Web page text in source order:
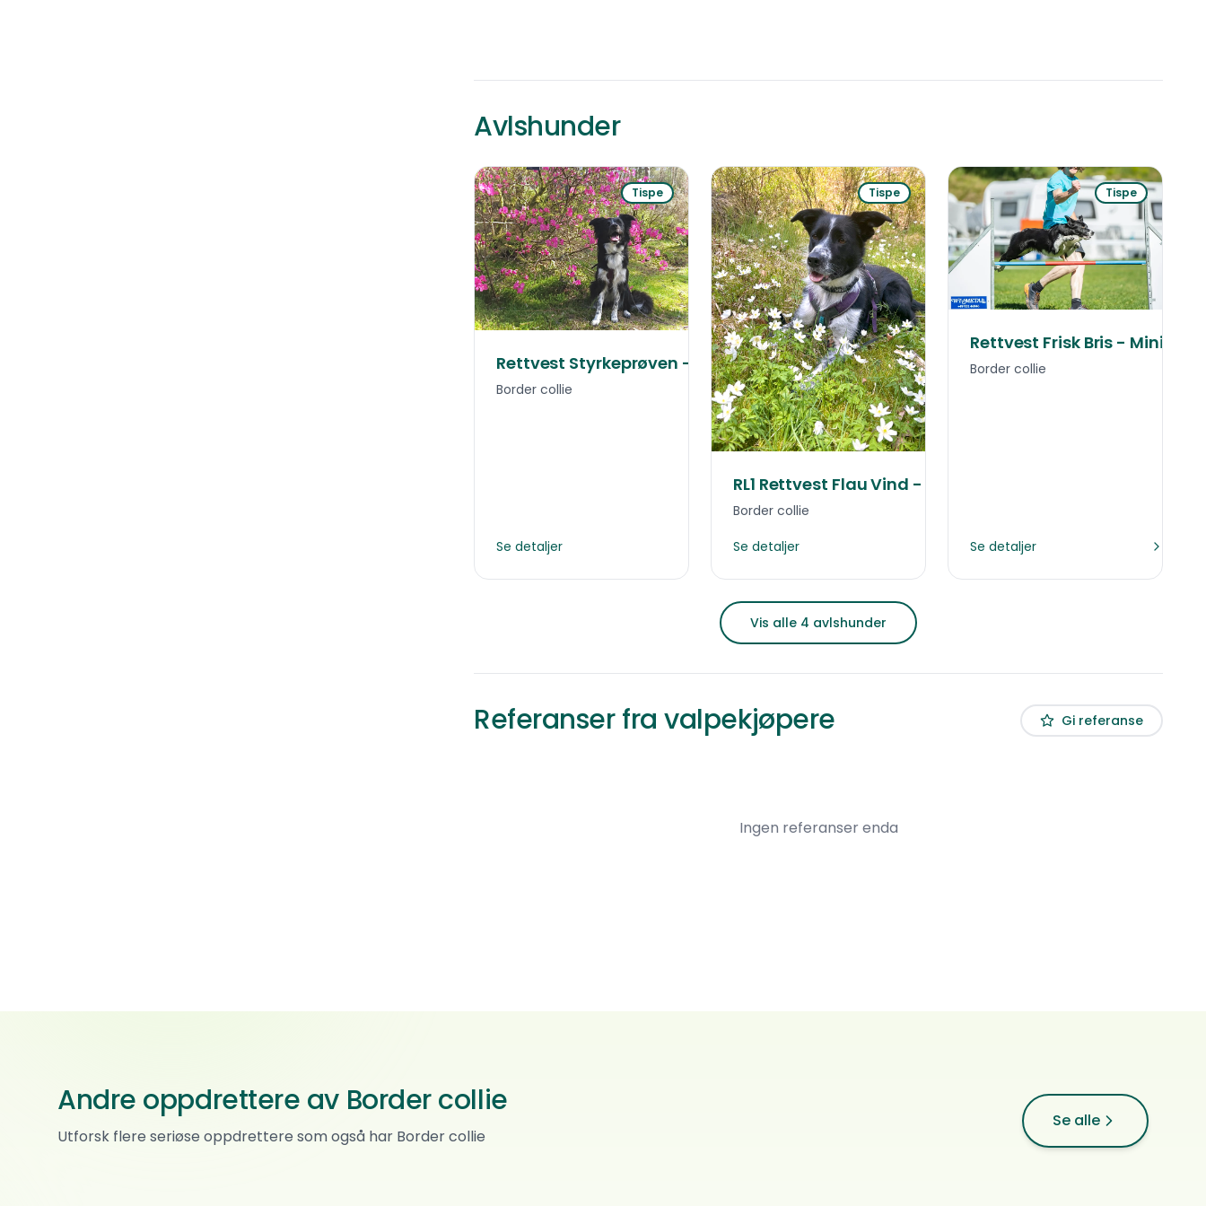
Avlshunder
Tispe
Rettvest Styrkeprøven - Myggen
Border collie
Se detaljer
Tispe
RL1 Rettvest Flau Vind - Bølla
Border collie
Se detaljer
Tispe
Rettvest Frisk Bris - Mini
Border collie
Se detaljer
Vis alle 4 avlshunder
Referanser fra valpekjøpere Gi referanse
Ingen referanser enda
Andre oppdrettere av Border collie
Utforsk flere seriøse oppdrettere som også har Border collie
Se alle
Kennel Primigenia
Hovawart · Border collie
Dina's valper
Border collie